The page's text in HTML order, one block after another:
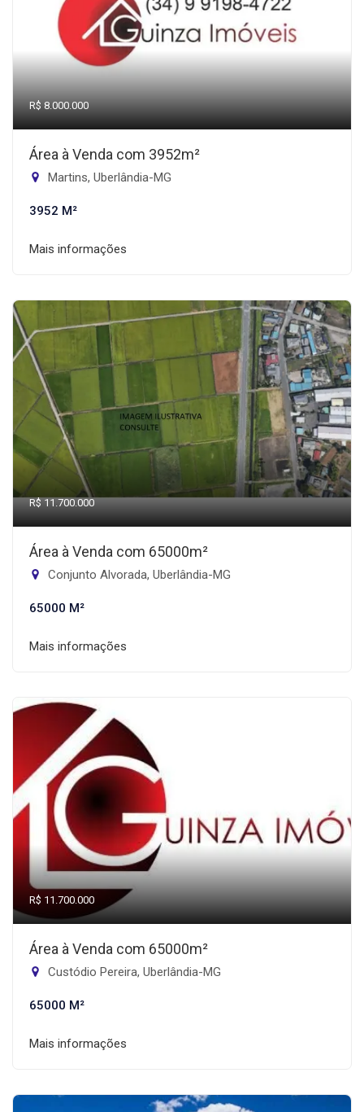
R$ 8.000.000
Área à Venda com 3952m²
Martins, Uberlândia-MG
3952 M²
Mais informações
R$ 11.700.000
Área à Venda com 65000m²
Conjunto Alvorada, Uberlândia-MG
65000 M²
Mais informações
R$ 11.700.000
Área à Venda com 65000m²
Custódio Pereira, Uberlândia-MG
65000 M²
Mais informações